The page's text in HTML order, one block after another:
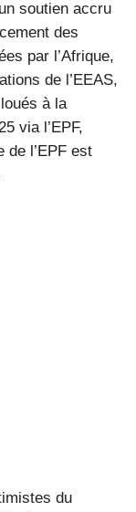
soutien accru
des
par l’Afrique,
de l’EEAS,
à la
via l’EPF,
de l’EPF est
du